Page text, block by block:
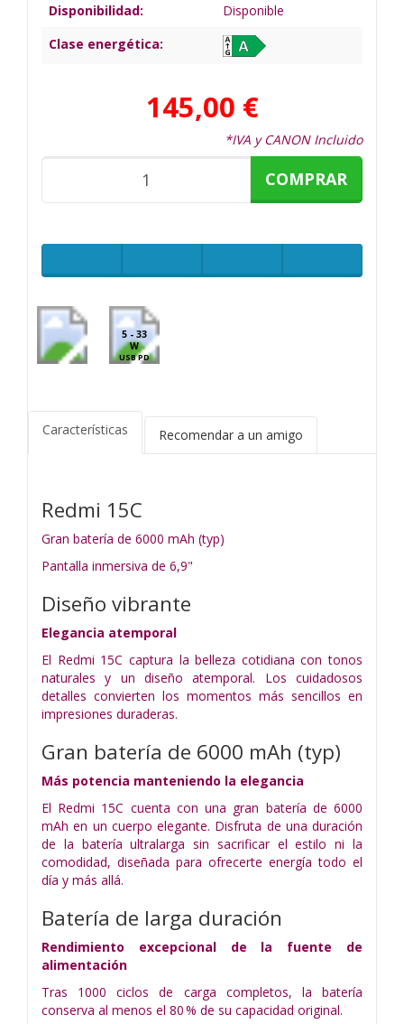
Disponibilidad:
Disponible
Clase energética:
145,00 €
*IVA y CANON Incluido
COMPRAR
5 - 33
W
USB PD
Características Recomendar a un amigo
Redmi 15C
Gran batería de 6000 mAh (typ)
Pantalla inmersiva de 6,9"
Diseño vibrante
Elegancia atemporal
El Redmi 15C captura la belleza cotidiana con tonos
naturales y un diseño atemporal. Los cuidadosos
detalles convierten los momentos más sencillos en
impresiones duraderas.
Gran batería de 6000 mAh (typ)
Más potencia manteniendo la elegancia
El Redmi 15C cuenta con una gran batería de 6000
mAh en un cuerpo elegante. Disfruta de una duración
de la batería ultralarga sin sacrificar el estilo ni la
comodidad, diseñada para ofrecerte energía todo el
día y más allá.
Batería de larga duración
Rendimiento excepcional de la fuente de
alimentación
Tras 1000 ciclos de carga completos, la batería
conserva al menos el 80 % de su capacidad original.